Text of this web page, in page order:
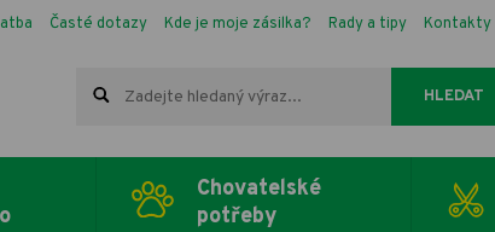
Časté dotazy Kde je moje zásilka? Rady a tipy Kontakty
HLEDAT
Chovatelské
potřeby